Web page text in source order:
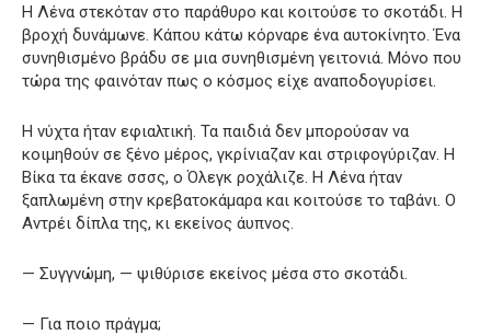
Η Λένα στεκόταν στο παράθυρο και κοιτούσε το σκοτάδι. Η
βροχή δυνάμωνε. Κάπου κάτω κόρναρε ένα αυτοκίνητο. Ένα
συνηθισμένο βράδυ σε μια συνηθισμένη γειτονιά. Μόνο που
τώρα της φαινόταν πως ο κόσμος είχε αναποδογυρίσει.
Η νύχτα ήταν εφιαλτική. Τα παιδιά δεν μπορούσαν να
κοιμηθούν σε ξένο μέρος, γκρίνιαζαν και στριφογύριζαν. Η
Βίκα τα έκανε σσσς, ο Όλεγκ ροχάλιζε. Η Λένα ήταν
ξαπλωμένη στην κρεβατοκάμαρα και κοιτούσε το ταβάνι. Ο
Αντρέι δίπλα της, κι εκείνος άυπνος.
— Συγγνώμη, — ψιθύρισε εκείνος μέσα στο σκοτάδι.
— Για ποιο πράγμα;